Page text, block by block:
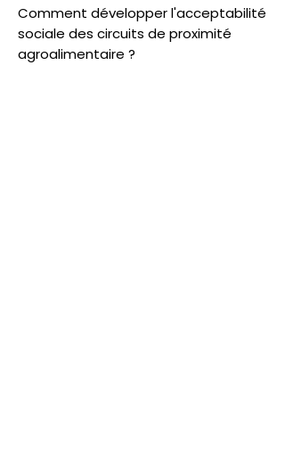
Comment développer l'acceptabilité
sociale des circuits de proximité
agroalimentaire ?